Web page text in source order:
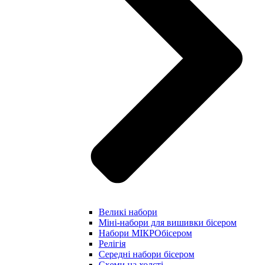
Великі набори
Міні-набори для вишивки бісером
Набори МІКРОбісером
Релігія
Середні набори бісером